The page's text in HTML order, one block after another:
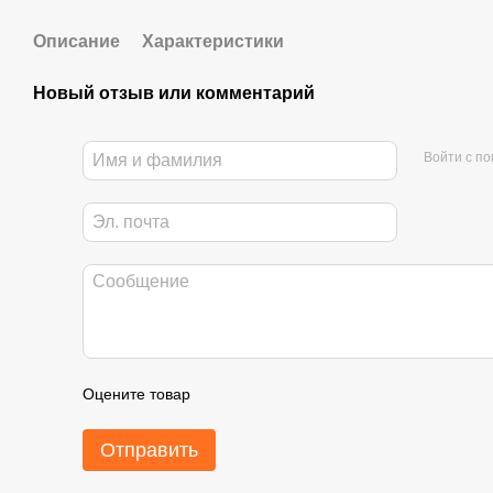
Описание Характеристики
Новый отзыв или комментарий
Войти с
Оцените товар
Отправить